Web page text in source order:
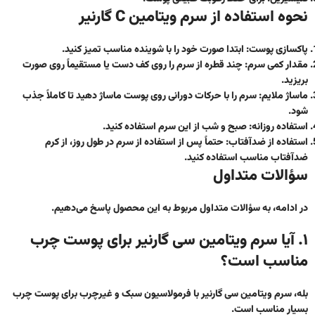
نحوه استفاده از سرم ویتامین C گارنیر
پاکسازی پوست: ابتدا صورت خود را با شوینده مناسب تمیز کنید.
مقدار کمی سرم:چند قطره از سرم را روی کف دست یا مستقیماً روی صورت
بریزید.
ماساژ ملایم:سرم را با حرکات دورانی روی پوست ماساژ دهید تا کاملاً جذب
شود.
استفاده روزانه:صبح و شب از این سرم استفاده کنید.
استفاده از ضدآفتاب:حتماً پس از استفاده از سرم در طول روز، از کرم
ضدآفتاب مناسب استفاده کنید.
سؤالات متداول
در ادامه، به سؤالات متداول مربوط به این محصول پاسخ می‌دهیم.
۱. آیا سرم ویتامین سی گارنیر برای پوست چرب
مناسب است؟
بله، سرم ویتامین سی گارنیر با فرمولاسیون سبک و غیرچرب برای پوست چرب
بسیار مناسب است.